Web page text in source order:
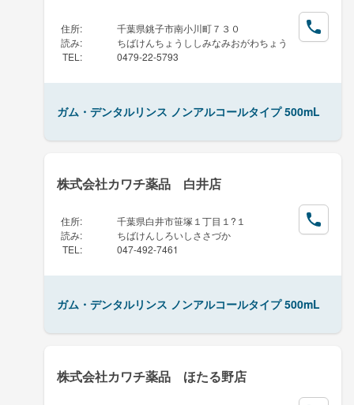
住所:
千葉県銚子市南小川町７３０
読み:
ちばけんちょうししみなみおがわちょう
TEL : 0479-22-5793
ガム・デンタルリンス ノンアルコールタイプ 500mL
株式会社カワチ薬品 白井店
住所:
千葉県白井市笹塚１丁目１?１
読み:
ちばけんしろいしささづか
TEL : 047-492-7461
ガム・デンタルリンス ノンアルコールタイプ 500mL
株式会社カワチ薬品 ほたる野店